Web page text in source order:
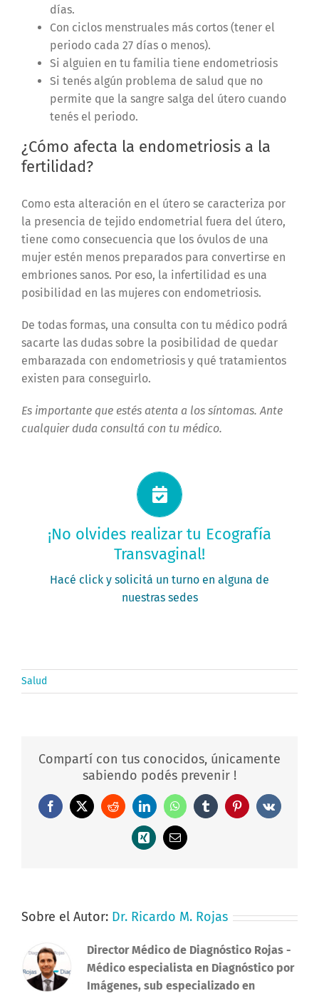
días.
Con ciclos menstruales más cortos (tener el
periodo cada 27 días o menos).
Si alguien en tu familia tiene endometriosis
Si tenés algún problema de salud que no
permite que la sangre salga del útero cuando
tenés el periodo.
¿Cómo afecta la endometriosis a la
fertilidad?
Como esta alteración en el útero se caracteriza por
la presencia de tejido endometrial fuera del útero,
tiene como consecuencia que los óvulos de una
mujer estén menos preparados para convertirse en
embriones sanos. Por eso, la infertilidad es una
posibilidad en las mujeres con endometriosis.
De todas formas, una consulta con tu médico podrá
sacarte las dudas sobre la posibilidad de quedar
embarazada con endometriosis y qué tratamientos
existen para conseguirlo.
Es importante que estés atenta a los síntomas. Ante
cualquier duda consultá con tu médico.
¡No olvides realizar tu Ecografía
Transvaginal!
Hacé click y solicitá un turno en alguna de
nuestras sedes
Solicitá tu turno ahora
PEDÍ TU TURNO
Salud
Compartí con tus conocidos, únicamente
sabiendo podés prevenir !
Facebook
X RedditLinkedInWhatsAppTumblrPinterestVk
Xing
Correo
electrónico
Sobre el Autor: Dr. Ricardo M. Rojas
Director Médico de Diagnóstico Rojas -
Médico especialista en Diagnóstico por
Imágenes, sub especializado en